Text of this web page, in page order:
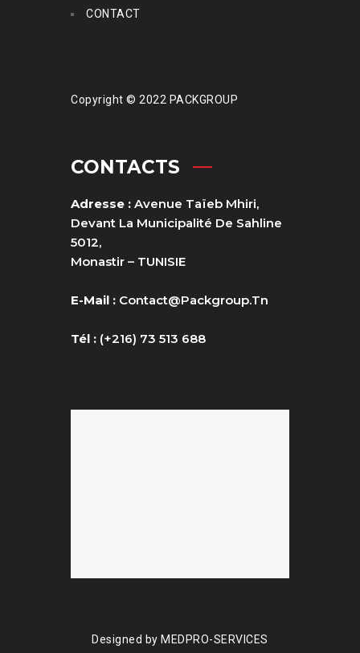
CONTACT
Copyright © 2022 PACKGROUP
CONTACTS
Adresse : Avenue Taïeb Mhiri,
Devant La Municipalité De Sahline
5012,
Monastir – TUNISIE
E-Mail : Contact@packgroup.tn
Tél : (+216) 73 513 688
Designed by MEDPRO-SERVICES